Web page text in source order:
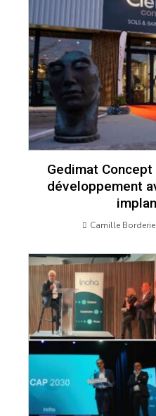
Gedimat
développement
Camille Borderie